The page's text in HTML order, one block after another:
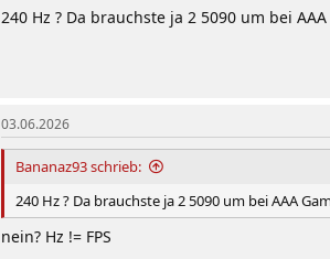
240 Hz ? Da brauchste ja 2 5090 um bei
03.06.2026
Bananaz93 schrieb:
240 Hz ? Da brauchste ja 2 5090 um bei AAA
nein? Hz != FPS